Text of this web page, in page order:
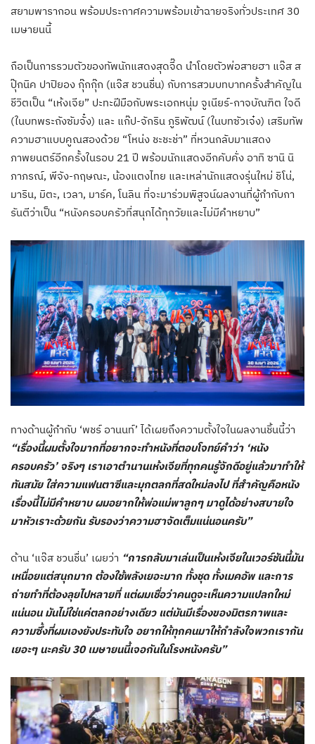
สยามพารากอน พร้อมประกาศความพร้อมเข้าฉายจริงทั่วประเทศ 30
เมษายนนี้
ถือเป็นการรวมตัวของทัพนักแสดงสุดจี๊ด นำโดยตัวพ่อสายฮา แจ๊ส ส
ปุ๊กนิค ปาปิยอง กุ๊กกุ๊ก (แจ๊ส ชวนชื่น) กับการสวมบทบาทครั้งสำคัญใน
ชีวิตเป็น “เห้งเจีย” ปะทะฝีมือกับพระเอกหนุ่ม จูเนียร์-กาจบัณฑิต ใจดี
(ในบทพระถังซัมจั๋ง) และ แก๊ป-จักริน ภูริพัฒน์ (ในบทซัวเจ๋ง) เสริมทัพ
ความฮาแบบคูณสองด้วย “โหน่ง ชะชะช่า” ที่หวนกลับมาแสดง
ภาพยนตร์อีกครั้งในรอบ 21 ปี พร้อมนักแสดงอีกคับคั่ง อาทิ ซานิ นิ
ภาภรณ์, พีจัง-กฤษณะ, น้องแตงไทย และเหล่านักแสดงรุ่นใหม่ ชิโน่,
มาริน, มิตะ, เวลา, มาร์ค, โนลิน ที่จะมาร่วมพิสูจน์ผลงานที่ผู้กำกับกา
รันตีว่าเป็น “หนังครอบครัวที่สนุกได้ทุกวัยและไม่มีคำหยาบ”
ทางด้านผู้กำกับ ‘พชร์ อานนท์’ ได้เผยถึงความตั้งใจในผลงานชิ้นนี้ว่า
“เรื่องนี้ผมตั้งใจมากที่อยากจะทำหนังที่ตอบโจทย์คำว่า ‘หนัง
ครอบครัว’ จริงๆ เราเอาตำนานเห้งเจียที่ทุกคนรู้จักดีอยู่แล้วมาทำให้
ทันสมัย ใส่ความแฟนตาซีและมุกตลกที่สดใหม่ลงไป ที่สำคัญคือหนัง
เรื่องนี้ไม่มีคำหยาบ ผมอยากให้พ่อแม่พาลูกๆ มาดูได้อย่างสบายใจ
มาหัวเราะด้วยกัน รับรองว่าความฮาจัดเต็มแน่นอนครับ”
ด้าน ‘แจ๊ส ชวนชื่น’ เผยว่า “การกลับมาเล่นเป็นเห้งเจียในเวอร์ชันนี้มัน
เหนื่อยแต่สนุกมาก ต้องใช้พลังเยอะมาก ทั้งชุด ทั้งเมคอัพ และการ
ถ่ายทำที่ต้องลุยไปหลายที่ แต่ผมเชื่อว่าคนดูจะเห็นความแปลกใหม่
แน่นอน มันไม่ใช่แค่ตลกอย่างเดียว แต่มันมีเรื่องของมิตรภาพและ
ความซึ้งที่ผมเองยังประทับใจ อยากให้ทุกคนมาให้กำลังใจพวกเรากัน
เยอะๆ นะครับ 30 เมษายนนี้เจอกันในโรงหนังครับ”